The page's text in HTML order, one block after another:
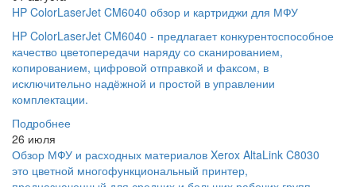
HP ColorLaserJet CM6040 обзор и картриджи для МФУ
HP ColorLaserJet CM6040 - предлагает конкурентоспособное
качество цветопередачи наряду со сканированием,
копированием, цифровой отправкой и факсом, в
исключительно надёжной и простой в управлении
комплектации.
Подробнее
26 июля
Обзор МФУ и расходных материалов Xerox AltaLink C8030
это цветной многофункциональный принтер,